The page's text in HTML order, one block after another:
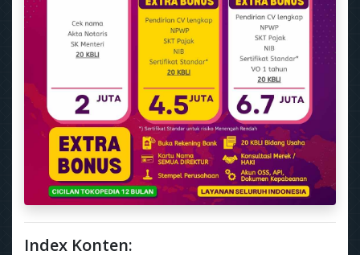
Index Konten: